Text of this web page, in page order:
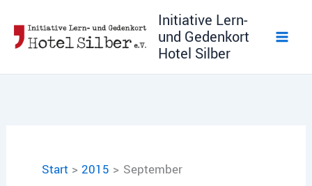
Inhalt
springen
Initiative Lern-
und Gedenkort
Hotel Silber
Start 2015 September